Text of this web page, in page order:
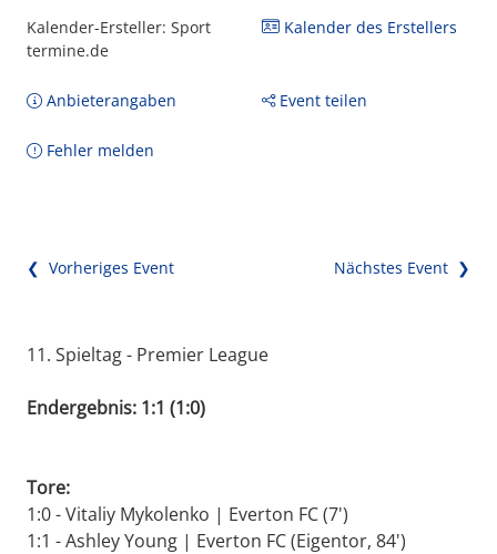
Kalender-Ersteller: Sport
termine.de
Kalender des Erstellers
Anbieterangaben Event teilen
Fehler melden
❮ Vorheriges Event Nächstes Event ❯
11. Spieltag - Premier League
Endergebnis: 1:1 (1:0)
Tore:
1:0 - Vitaliy Mykolenko | Everton FC (7')
1:1 - Ashley Young | Everton FC (Eigentor, 84')